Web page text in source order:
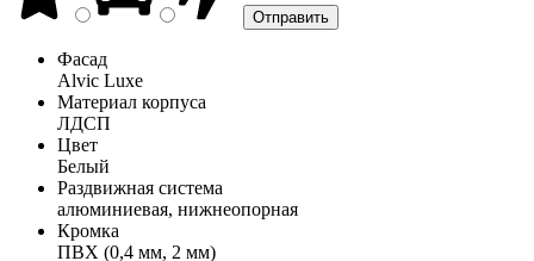
Фасад
Alvic Luxe
Материал корпуса
ЛДСП
Цвет
Белый
Раздвижная система
алюминиевая, нижнеопорная
Кромка
ПВХ (0,4 мм, 2 мм)